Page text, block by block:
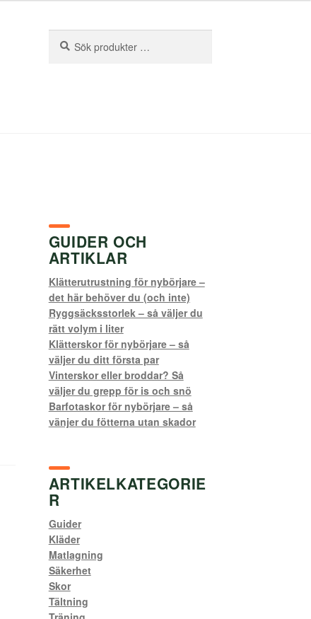
efter:
GUIDER OCH
ARTIKLAR
Klätterutrustning för nybörjare –
det här behöver du (och inte)
Ryggsäcksstorlek – så väljer du
rätt volym i liter
Klätterskor för nybörjare – så
väljer du ditt första par
Vinterskor eller broddar? Så
väljer du grepp för is och snö
Barfotaskor för nybörjare – så
vänjer du fötterna utan skador
ARTIKELKATEGORIE
R
Guider
Kläder
Matlagning
Säkerhet
Skor
Tältning